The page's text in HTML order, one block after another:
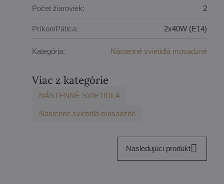
Počet žiaroviek: 2
Príkon/Pätica: 2x40W (E14)
Kategória: Nástenné svietidlá mosadzné
Viac z kategórie
NÁSTENNÉ SVIETIDLÁ
Nástenné svietidlá mosadzné
Nasledujúci produkt